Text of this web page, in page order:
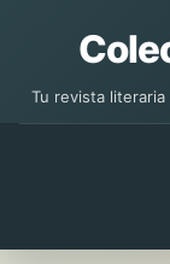
Tu revista literaria